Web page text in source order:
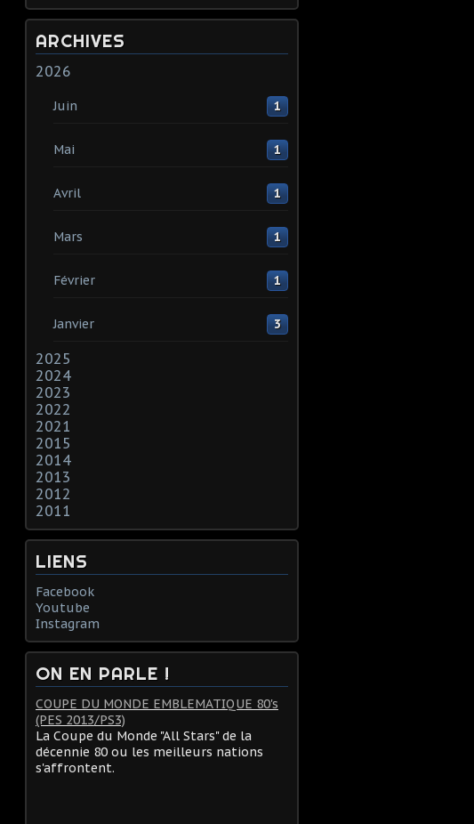
ARCHIVES
2026
Juin 1
Mai 1
Avril 1
Mars 1
Février 1
Janvier 3
2025
2024
2023
2022
2021
2015
2014
2013
2012
2011
LIENS
Facebook
Youtube
Instagram
ON EN PARLE !
COUPE DU MONDE EMBLEMATIQUE 80's
(PES 2013/PS3)
La Coupe du Monde "All Stars" de la
décennie 80 ou les meilleurs nations
s'affrontent.